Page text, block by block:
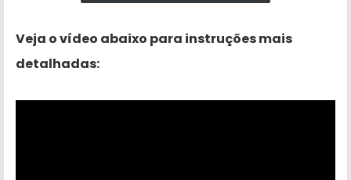
Veja o vídeo abaixo para instruções mais
detalhadas: